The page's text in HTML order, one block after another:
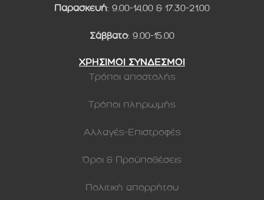
Παρασκευή: 9.00-14.00 & 17.30-21.00
Σάββατο: 9.00-15.00
ΧΡΗΣΙΜΟΙ ΣΥΝΔΕΣΜΟΙ
Τρόποι αποστολής
Τρόποι πληρωμής
Αλλαγές-Επιστροφές
Όροι & Προϋποθέσεις
Πολιτική απορρήτου